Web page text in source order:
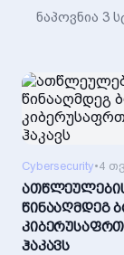
ნაპოვნია 3
Cybersecurity•4
ათწლეულების
წინააღმდეგ
ჰაკავს